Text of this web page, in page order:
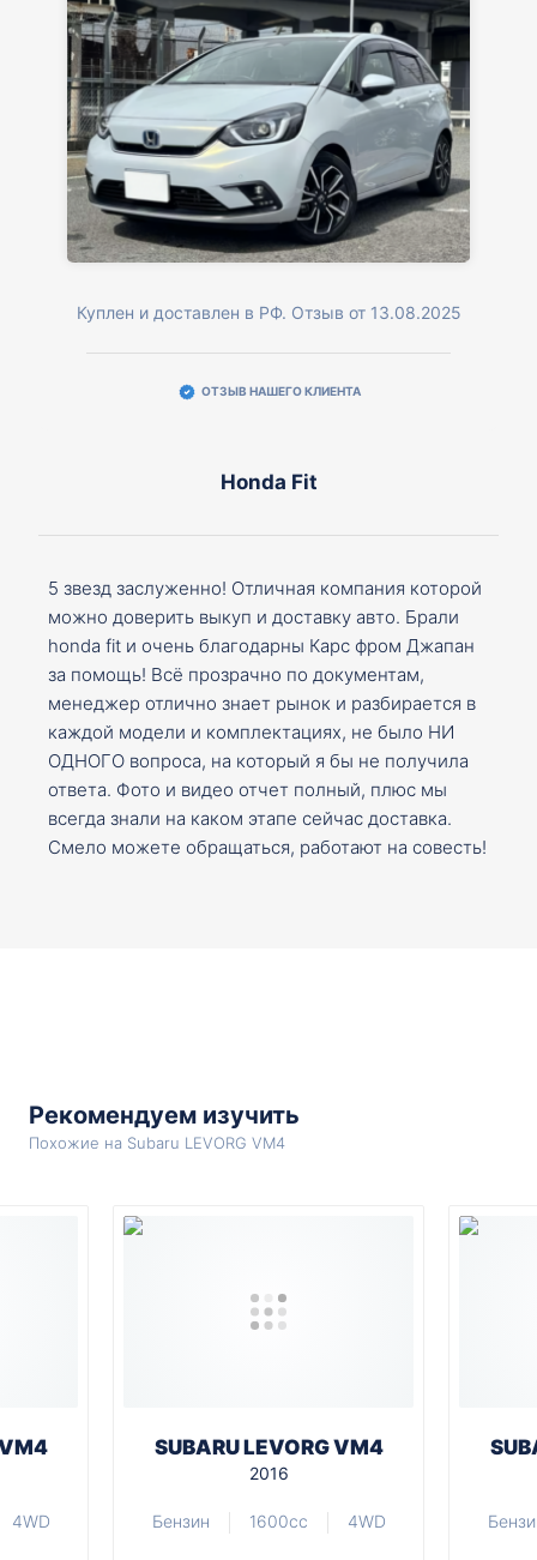
Куплен и доставлен в РФ. Отзыв от 13.08.2025
ОТЗЫВ НАШЕГО КЛИЕНТА
Honda Fit
5 звезд заслуженно! Отличная компания которой
можно доверить выкуп и доставку авто. Брали
honda fit и очень благодарны Карс фром Джапан
за помощь! Всё прозрачно по документам,
менеджер отлично знает рынок и разбирается в
каждой модели и комплектациях, не было НИ
ОДНОГО вопроса, на который я бы не получила
ответа. Фото и видео отчет полный, плюс мы
всегда знали на каком этапе сейчас доставка.
Смело можете обращаться, работают на совесть!
Рекомендуем изучить
Похожие на Subaru LEVORG VM4
4WD
SUBARU LEVORG VM4
2016
Бензин 1600cc 4WD